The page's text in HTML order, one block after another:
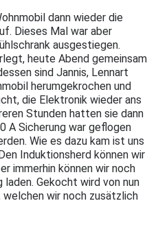
dann wieder die
Dieses Mal war aber
ausgestiegen.
heute Abend gemeinsam
sind Jannis, Lennart
herumgekrochen und
die Elektronik wieder ans
Stunden hatten sie dann
A Sicherung war geflogen
Wie es dazu kam ist uns
Induktionsherd können wir
immerhin können wir noch
laden. Gekocht wird von nun
welchen wir noch zusätzlich